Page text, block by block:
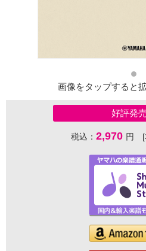
画像をタップすると
好評発
税込： 2,970 円 [